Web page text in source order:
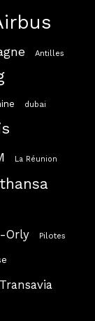
Antilles
dubai
La Réunion
Orly Pilotes
Transavia